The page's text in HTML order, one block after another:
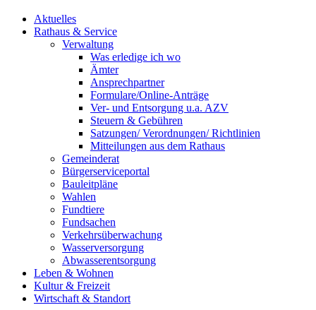
Aktuelles
Rathaus & Service
Verwaltung
Was erledige ich wo
Ämter
Ansprechpartner
Formulare/Online-Anträge
Ver- und Entsorgung u.a. AZV
Steuern & Gebühren
Satzungen/ Verordnungen/ Richtlinien
Mitteilungen aus dem Rathaus
Gemeinderat
Bürgerserviceportal
Bauleitpläne
Wahlen
Fundtiere
Fundsachen
Verkehrsüberwachung
Wasserversorgung
Abwasserentsorgung
Leben & Wohnen
Kultur & Freizeit
Wirtschaft & Standort